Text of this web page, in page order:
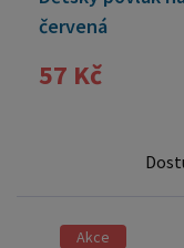
červená
57 Kč
Akce